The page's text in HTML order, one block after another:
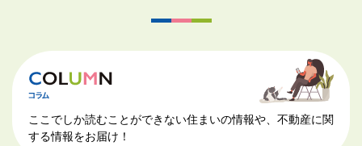
ここでしか読むことができない住まいの情報や、不動産に関
する情報をお届け！